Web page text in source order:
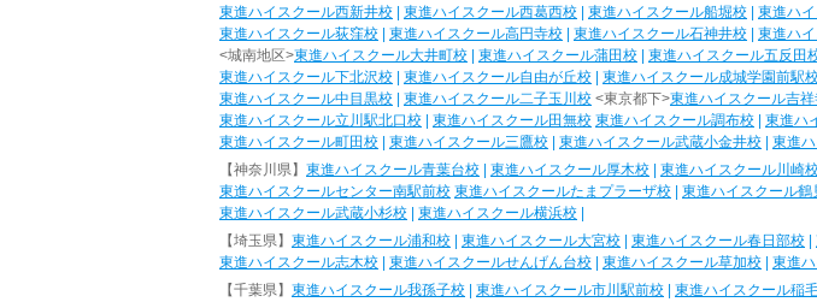
東進ハイスクール西新井校
東進ハイスクール西葛西校 東進ハイスクール船堀校 東進ハ
東進ハイスクール荻窪校
東進ハイスクール高円寺校 東進ハイスクール石神井校 東進ハ
<城南地区>東進ハイスクール大井町校 東進ハイスクール蒲田校 東進ハイスクール五反田
東進ハイスクール下北沢校
東進ハイスクール自由が丘校 東進ハイスクール成城学園前駅
東進ハイスクール中目黒校
東進ハイスクール二子玉川校 <東京都下>東進ハイスクール吉
東進ハイスクール立川駅北口校
東進ハイスクール田無校 東進ハイスクール調布校 東進ハ
東進ハイスクール町田校
東進ハイスクール三鷹校 東進ハイスクール武蔵小金井校 東進
【神奈川県】 東進ハイスクール青葉台校 東進ハイスクール厚木校 東進ハイスクール川崎
東進ハイスクールセンター南駅前校 東進ハイスクールたまプラーザ校 東進ハイスクール鶴
東進ハイスクール武蔵小杉校
東進ハイスクール横浜校
【埼玉県】 東進ハイスクール浦和校 東進ハイスクール大宮校 東進ハイスクール春日部校
東進ハイスクール志木校
東進ハイスクールせんげん台校 東進ハイスクール草加校 東進
【千葉県】 東進ハイスクール我孫子校 東進ハイスクール市川駅前校 東進ハイスクール稲